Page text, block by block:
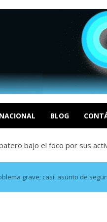
BLOG
en Venezuela tras finalizar
fondos para afectados
deja un policía muerto
bajo el foco por sus
las secuelas que deja la
en Venezuela tras finalizar
fondos para afectados
deja un policía muerto
bajo el foco por sus
grave; casi, asunto de